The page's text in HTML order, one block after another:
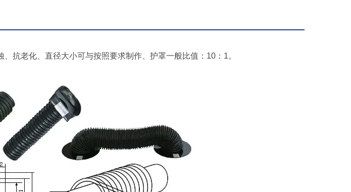
抗老化、直径大小可与按照要求制作、护罩一般比值：10：1。